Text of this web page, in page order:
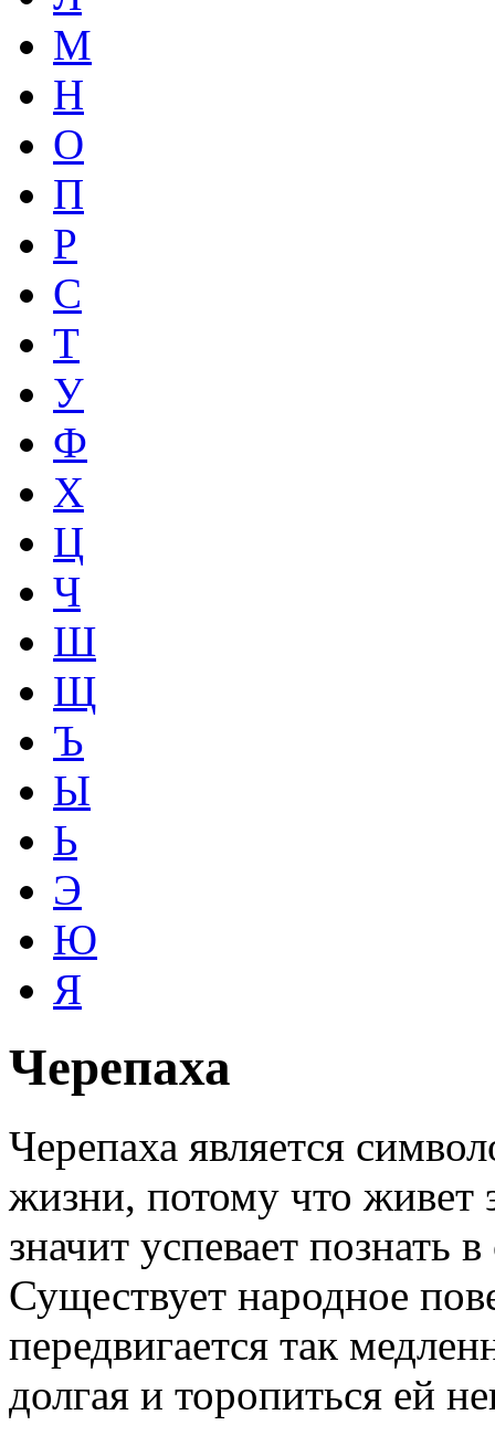
М
Н
О
П
Р
С
Т
У
Ф
Х
Ц
Ч
Ш
Щ
Ъ
Ы
Ь
Э
Ю
Я
Черепаха
Черепаха является
жизни, потому что живет
значит успевает познать
Существует народное
передвигается так
долгая и торопиться ей